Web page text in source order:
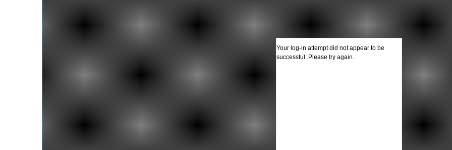
Your log-in attempt did not appear to be
successful. Please try again.